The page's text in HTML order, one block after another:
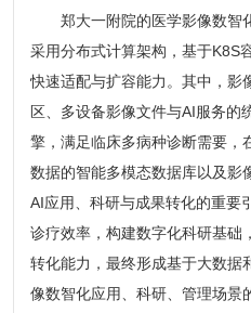
郑大一附院的医学影像数智
采用分布式计算架构，基于K8S
快速适配与扩容能力。其中，影
区、多设备影像文件与AI服务的
擎，满足临床多病种诊断需要，
数据的智能多模态数据库以及影
AI应用、科研与成果转化的重要
诊疗效率，构建数字化科研基础
转化能力，最终形成基于大数据
像数智化应用、科研、管理场景